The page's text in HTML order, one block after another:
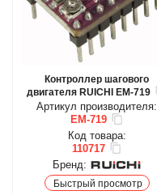
Контроллер шагового
двигателя RUICHI EM-719
Артикул производителя:
EM-719
Код товара:
110717
Бренд:
Быстрый просмотр